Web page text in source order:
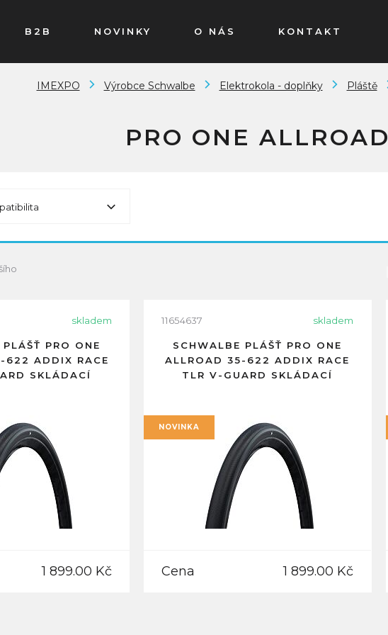
B2B NOVINKY O NÁS KONTAKT
IMEXPO Výrobce Schwalbe Elektrokola - doplňky Pláště
PRO ONE ALLROAD
skladem
PRO ONE
622 ADDIX RACE
SKLÁDACÍ
1 899.00 Kč
11654637 skladem
SCHWALBE PLÁŠŤ PRO ONE
ALLROAD 35-622 ADDIX RACE
TLR V-GUARD SKLÁDACÍ
NOVINKA
Cena 1 899.00 Kč